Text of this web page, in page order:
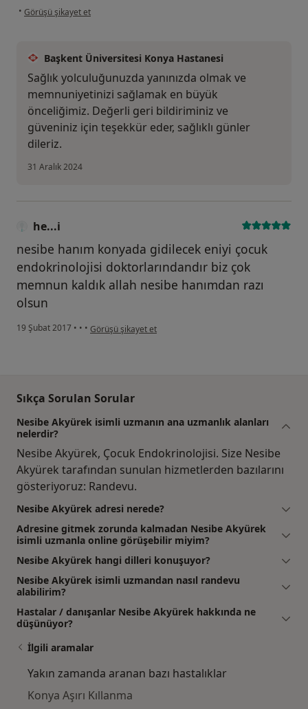
• kullanıcının görüşüne göre e....y
Görüşü şikayet et
Başkent Üniversitesi Konya Hastanesi
Sağlık yolculuğunuzda yanınızda olmak ve
memnuniyetinizi sağlamak en büyük
önceliğimiz. Değerli geri bildiriminiz ve
güveniniz için teşekkür eder, sağlıklı günler
dileriz.
31 Aralık 2024
he...i
nesibe hanım konyada gidilecek eniyi çocuk
endokrinolojisi doktorlarındandır biz çok
memnun kaldık allah nesibe hanımdan razı
olsun
19 Şubat 2017 • • • kullanıcının görüşüne göre he...i
Görüşü şikayet et
Sıkça Sorulan Sorular
Nesibe Akyürek isimli uzmanın ana uzmanlık alanları
nelerdir?
Nesibe Akyürek, Çocuk Endokrinolojisi. Size Nesibe
Akyürek tarafından sunulan hizmetlerden bazılarını
gösteriyoruz: Randevu.
Nesibe Akyürek adresi nerede?
Adresine gitmek zorunda kalmadan Nesibe Akyürek
isimli uzmanla online görüşebilir miyim?
Nesibe Akyürek hangi dilleri konuşuyor?
Nesibe Akyürek isimli uzmandan nasıl randevu
alabilirim?
Hastalar / danışanlar Nesibe Akyürek hakkında ne
düşünüyor?
İlgili aramalar
Yakın zamanda aranan bazı hastalıklar
Konya Aşırı Kıllanma